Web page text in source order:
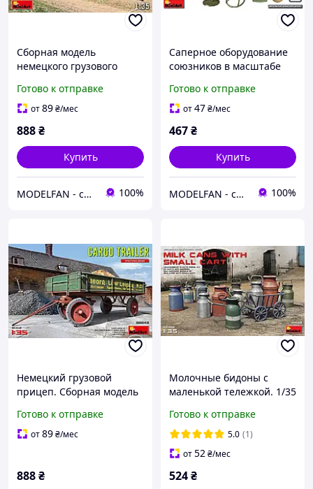
Сборная модель
немецкого грузового
1/35. MINIART 35320
Готово к отправке
от89₴/мес
888₴
Купить
MODELFAN - сборные пластиковые модели и товары для моделирования 100%
Саперное оборудование
союзников в масштабе
Готово к отправке
от47₴/мес
467₴
Купить
MODELFAN - сборные пластиковые модели и товары для моделирования 100%
Немецкий грузовой
прицеп. Сборная модель
38043
Готово к отправке
от89₴/мес
888₴
Молочные бидоны с
маленькой тележкой. 1/35
Готово к отправке
5.0 (1)
от52₴/мес
524₴